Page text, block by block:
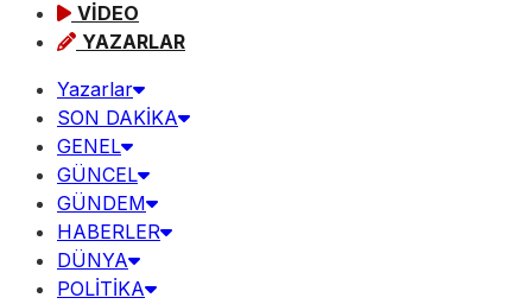
VİDEO
YAZARLAR
Yazarlar
SON DAKİKA
GENEL
GÜNCEL
GÜNDEM
HABERLER
DÜNYA
POLİTİKA